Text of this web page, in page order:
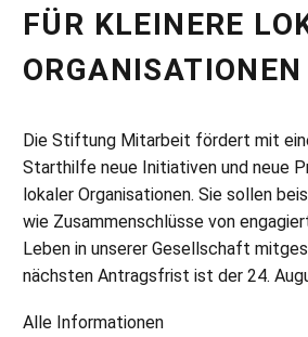
FÜR KLEINERE
ORGANISATIONEN
Die Stiftung Mitarbeit fördert mit
Starthilfe neue Initiativen und neue
lokaler Organisationen. Sie sollen
wie Zusammenschlüsse von
Leben in unserer Gesellschaft
nächsten Antragsfrist ist der 24.
Alle Informationen